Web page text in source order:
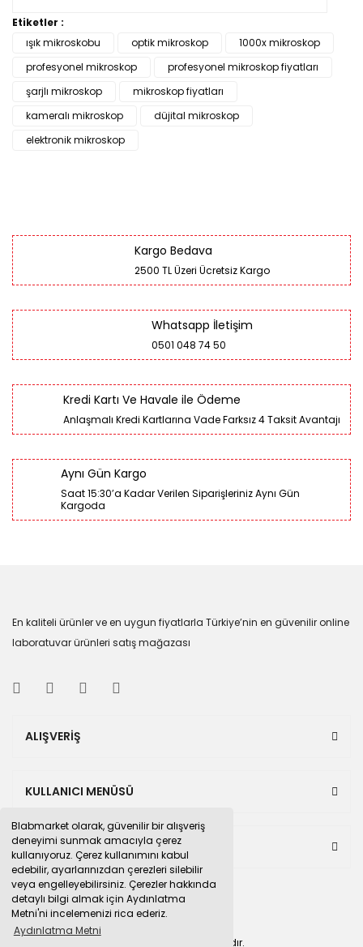
Blabmarket olarak, güvenilir bir alışveriş
deneyimi sunmak amacıyla çerez
kullanıyoruz. Çerez kullanımını kabul
edebilir, ayarlarınızdan çerezleri silebilir
veya engelleyebilirsiniz. Çerezler hakkında
detaylı bilgi almak için Aydınlatma
Metni'ni incelemenizi rica ederiz.
Aydınlatma Metni
Etiketler :
ışık mikroskobu
optik mikroskop
1000x mikroskop
profesyonel mikroskop
profesyonel mikroskop fiyatları
şarjlı mikroskop
mikroskop fiyatları
kameralı mikroskop
düjital mikroskop
elektronik mikroskop
Kargo Bedava
2500 TL Üzeri Ücretsiz Kargo
Whatsapp İletişim
0501 048 74 50
Kredi Kartı Ve Havale ile Ödeme
Anlaşmalı Kredi Kartlarına Vade Farksız 4 Taksit Avantajı
Aynı Gün Kargo
Saat 15:30’a Kadar Verilen Siparişleriniz Aynı Gün
Kargoda
En kaliteli ürünler ve en uygun fiyatlarla Türkiye’nin en güvenilir online
laboratuvar ürünleri satış mağazası
ALIŞVERİŞ
KULLANICI MENÜSÜ
BULUNDUĞUMUZ PAZAR YERLERİ
Tüm hakları saklıdır.